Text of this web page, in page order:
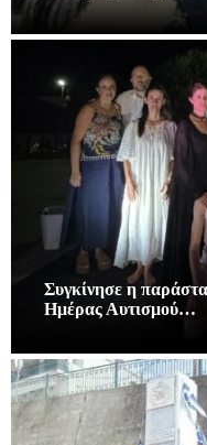
Συγκίνησε η
Ημέρας Αυτισμού…